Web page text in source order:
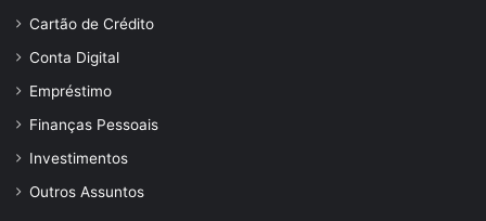
Cartão de Crédito
Conta Digital
Empréstimo
Finanças Pessoais
Investimentos
Outros Assuntos